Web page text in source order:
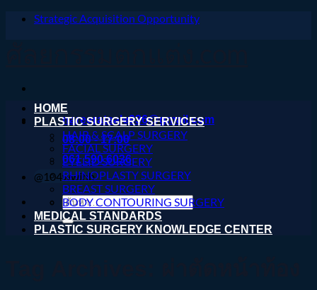
ข้าม
Strategic Acquisition Opportunity
nareeratsale936@gmail.com
08:00 - 17:00
061 590 6036
@104wwihb
ค้นหา:
HOME
PLASTIC SURGERY SERVICES
HAIR & SCALP SURGERY
FACIAL SURGERY
EYELID SURGERY
RHINOPLASTY SURGERY
BREAST SURGERY
BODY CONTOURING SURGERY
MEDICAL STANDARDS
PLASTIC SURGERY KNOWLEDGE CENTER